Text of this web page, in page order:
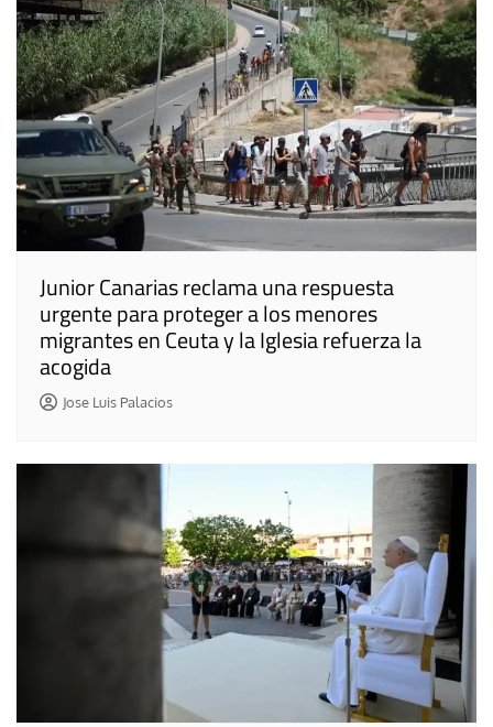
Junior Canarias reclama una respuesta
urgente para proteger a los menores
migrantes en Ceuta y la Iglesia refuerza la
acogida
Jose Luis Palacios